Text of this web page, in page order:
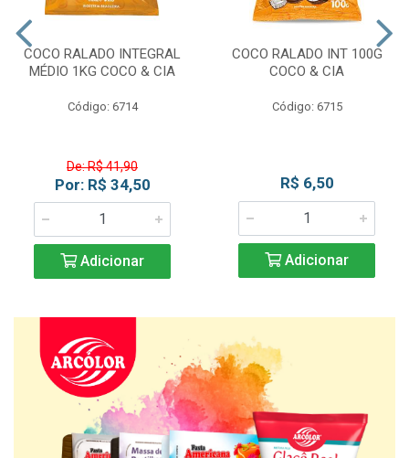
COCO RALADO INTEGRAL
MÉDIO 1KG COCO & CIA
Código: 6714
De: R$ 41,90
Por: R$ 34,50
Adicionar
COCO RALADO INT 100G
COCO & CIA
Código: 6715
R$ 6,50
Adicionar